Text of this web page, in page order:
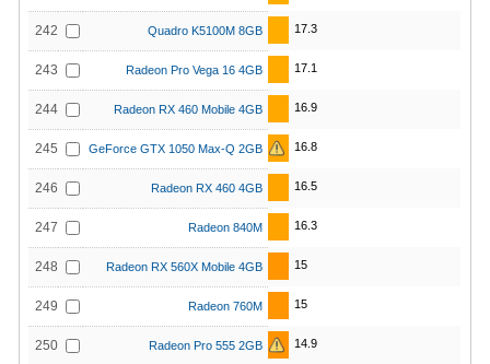
242 Quadro K5100M 8GB 17.3
243 Radeon Pro Vega 16 4GB 17.1
244 Radeon RX 460 Mobile 4GB 16.9
245 GeForce GTX 1050 Max-Q 2GB 16.8
246 Radeon RX 460 4GB 16.5
247 Radeon 840M 16.3
248 Radeon RX 560X Mobile 4GB 15
249 Radeon 760M 15
250 Radeon Pro 555 2GB 14.9